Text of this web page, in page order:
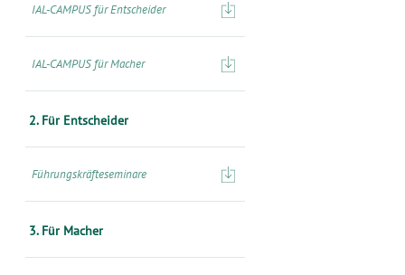
IAL-CAMPUS für Entscheider
IAL-CAMPUS für Macher
2. Für Entscheider
Führungskräfteseminare
3. Für Macher